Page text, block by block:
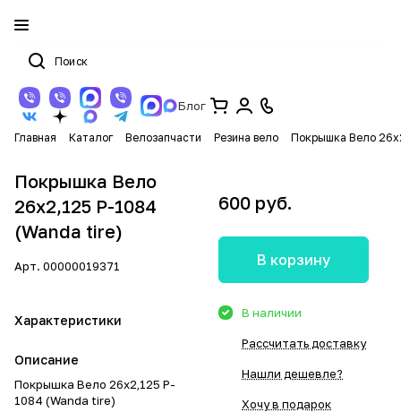
Блог
Главная Каталог Велозапчасти Резина вело Покрышка Вело
Покрышка Вело
26х2,125 P-1084
(Wanda tire)
Арт. 00000019371
Характеристики
Описание
Покрышка Вело 26х2,125 P-
1084 (Wanda tire)
600 руб.
В корзину
В наличии
Рассчитать доставку
Нашли дешевле?
Хочу в подарок